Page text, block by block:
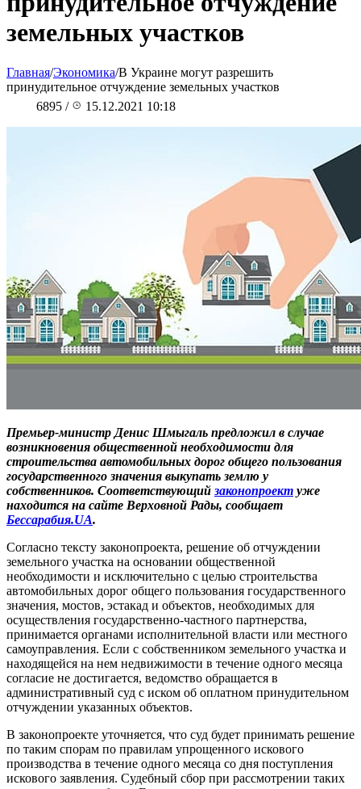
земельных участков
Главная/Экономика/В Украине могут разрешить
принудительное отчуждение земельных участков
6895 / 15.12.2021 10:18
Премьер-министр Денис Шмыгаль предложил в случае
возникновения общественной необходимости для
строительства автомобильных дорог общего пользования
государственного значения выкупать землю у
собственников. Соответствующий законопроект уже
находится на сайте Верховной Рады, сообщает
Бессарабия.UA.
Согласно тексту законопроекта, решение об отчуждении
земельного участка на основании общественной
необходимости и исключительно с целью строительства
автомобильных дорог общего пользования государственного
значения, мостов, эстакад и объектов, необходимых для
осуществления государственно-частного партнерства,
принимается органами исполнительной власти или местного
самоуправления. Если с собственником земельного участка и
находящейся на нем недвижимости в течение одного месяца
согласие не достигается, ведомство обращается в
административный суд с иском об оплатном принудительном
отчуждении указанных объектов.
В законопроекте уточняется, что суд будет принимать решение
по таким спорам по правилам упрощенного искового
производства в течение одного месяца со дня поступления
искового заявления. Судебный сбор при рассмотрении таких